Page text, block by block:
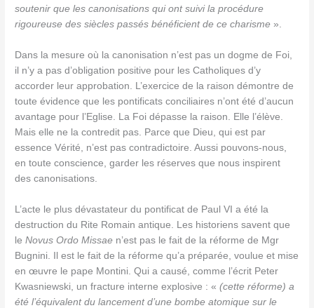
soutenir que les canonisations qui ont suivi la procédure
rigoureuse des siècles passés bénéficient de ce charisme ».
Dans la mesure où la canonisation n’est pas un dogme de Foi,
il n’y a pas d’obligation positive pour les Catholiques d’y
accorder leur approbation. L’exercice de la raison démontre de
toute évidence que les pontificats conciliaires n’ont été d’aucun
avantage pour l’Eglise. La Foi dépasse la raison. Elle l’élève.
Mais elle ne la contredit pas. Parce que Dieu, qui est par
essence Vérité, n’est pas contradictoire. Aussi pouvons-nous,
en toute conscience, garder les réserves que nous inspirent
des canonisations.
L’acte le plus dévastateur du pontificat de Paul VI a été la
destruction du Rite Romain antique. Les historiens savent que
leNovus Ordo Missae n’est pas le fait de la réforme de Mgr
Bugnini. Il est le fait de la réforme qu’a préparée, voulue et mise
en œuvre le pape Montini. Qui a causé, comme l’écrit Peter
Kwasniewski, un fracture interne explosive : «(cette réforme) a
été l’équivalent du lancement d’une bombe atomique sur le